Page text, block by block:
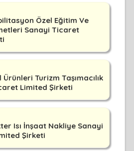
Özel Eğitim Ve
Sanayi Ticaret
Turizm Taşımacılık
Limited Şirketi
Isı İnşaat Nakliye Sanayi
Şirketi